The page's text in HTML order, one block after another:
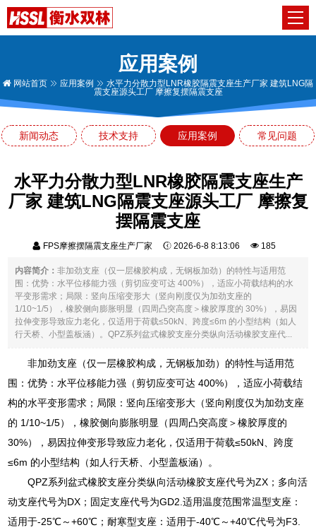
应用案例
网站首页 应用案例
水平力分散力型LNR橡胶隔震支座生产厂家 建筑LNG隔
震支座源头工厂 摩擦复摆隔震支座
新闻动态 技术支持 应用案例 常见问题
水平力分散力型LNR橡胶隔震支座生产
厂家 建筑LNG隔震支座源头工厂 摩擦复
摆隔震支座
FPS摩擦摆隔震支座生产厂家 2026-6-8 8:13:06 185
内容简介：非加劲支座（仅一层橡胶构成，无钢板加劲）的特性与适用范
围：优势：水平位移能力强（剪切应变可达 400%），适应小荷载结构的水
平变形需求；局限：竖向压缩变形大（竖向刚度仅为加劲支座的
1/10~1/5），橡胶侧向膨胀明显（四周凸突高度＞橡胶厚度的 30%），易因
拉伸变形导致应力老化，仅适用于荷载≤50kN、跨度≤6m 的小型结构（如人
行天桥、小型盖板涵）。QPZ系列盆式橡胶支座分类纵向活动橡胶支座代...
非加劲支座（仅一层橡胶构成，无钢板加劲）的特性与适用范
围：优势：水平位移能力强（剪切应变可达 400%），适应小荷载结
构的水平变形需求；局限：竖向压缩变形大（竖向刚度仅为加劲支座
的 1/10~1/5），橡胶侧向膨胀明显（四周凸突高度＞橡胶厚度的
30%），易因拉伸变形导致应力老化，仅适用于荷载≤50kN、跨度
≤6m 的小型结构（如人行天桥、小型盖板涵）。
QPZ系列盆式橡胶支座分类纵向活动橡胶支座代号为ZX；多向活
动支座代号为DX；固定支座代号为GD2.适用温度范围常温型支座：
适用于-25℃～+60℃；耐寒型支座：适用于-40℃～+40℃代号为F3.